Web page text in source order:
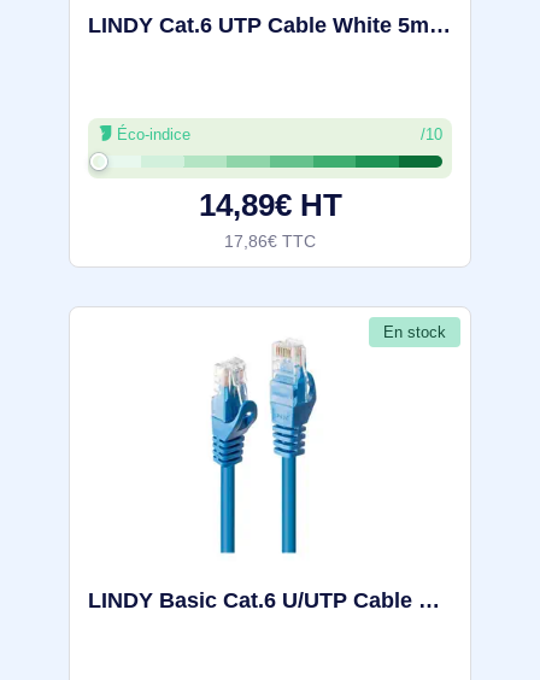
LINDY Cat.6 UTP Cable White 5m - 48095
Éco-indice /10
14,89€ HT
17,86€ TTC
En stock
LINDY Basic Cat.6 U/UTP Cable Blue 0.5m - 48171